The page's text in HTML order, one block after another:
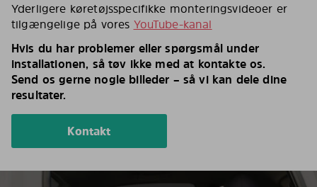
Yderligere køretøjsspecifikke monteringsvideoer er
tilgængelige på vores YouTube-kanal
Hvis du har problemer eller spørgsmål under
installationen, så tøv ikke med at kontakte os.
Send os gerne nogle billeder – så vi kan dele dine
resultater.
Kontakt